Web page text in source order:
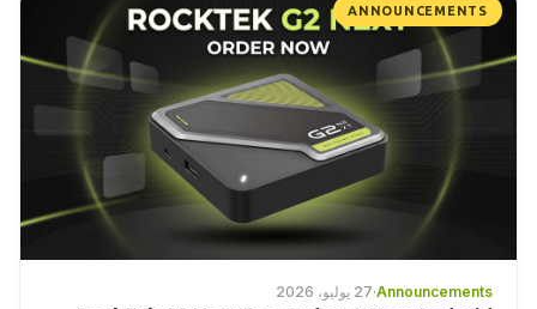
ANNOUNCEMENTS
Announcements
·27 يوليو، 2026